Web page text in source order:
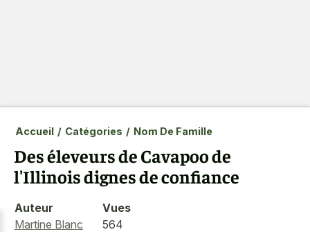
Accueil / Catégories / Nom De Famille
Des éleveurs de Cavapoo de
l'Illinois dignes de confiance
Auteur
Martine Blanc
Vues
564